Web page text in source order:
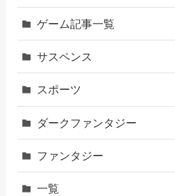
ゲーム記事一覧
サスペンス
スポーツ
ダークファンタジー
ファンタジー
一覧